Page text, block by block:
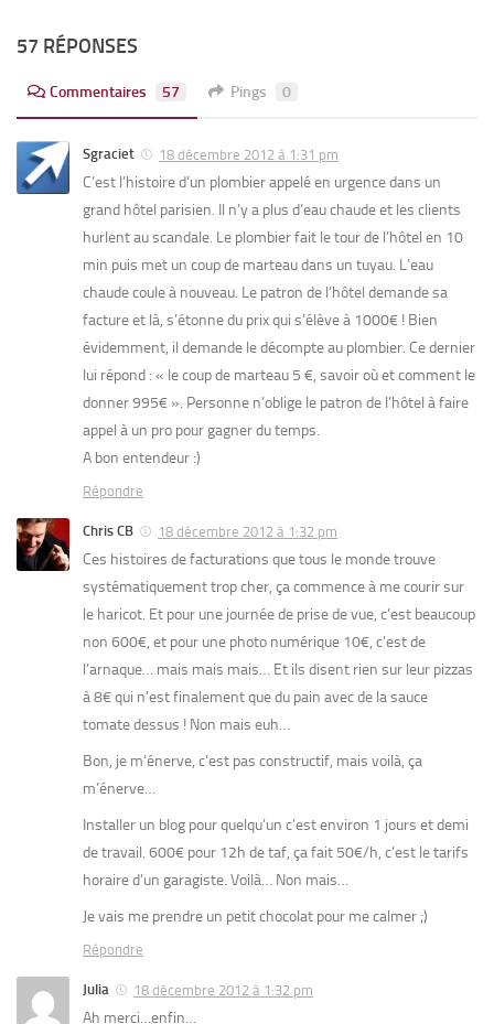
57 RÉPONSES
Commentaires 57 Pings 0
Sgraciet 18 décembre 2012 à 1:31 pm
C’est l’histoire d’un plombier appelé en urgence dans un
grand hôtel parisien. Il n’y a plus d’eau chaude et les clients
hurlent au scandale. Le plombier fait le tour de l’hôtel en 10
min puis met un coup de marteau dans un tuyau. L’eau
chaude coule à nouveau. Le patron de l’hôtel demande sa
facture et là, s’étonne du prix qui s’élève à 1000€ ! Bien
évidemment, il demande le décompte au plombier. Ce dernier
lui répond : « le coup de marteau 5 €, savoir où et comment le
donner 995€ ». Personne n’oblige le patron de l’hôtel à faire
appel à un pro pour gagner du temps.
A bon entendeur :)
Répondre
Chris CB 18 décembre 2012 à 1:32 pm
Ces histoires de facturations que tous le monde trouve
systématiquement trop cher, ça commence à me courir sur
le haricot. Et pour une journée de prise de vue, c’est beaucoup
non 600€, et pour une photo numérique 10€, c’est de
l’arnaque… mais mais mais… Et ils disent rien sur leur pizzas
à 8€ qui n’est finalement que du pain avec de la sauce
tomate dessus ! Non mais euh…
Bon, je m’énerve, c’est pas constructif, mais voilà, ça
m’énerve…
Installer un blog pour quelqu’un c’est environ 1 jours et demi
de travail. 600€ pour 12h de taf, ça fait 50€/h, c’est le tarifs
horaire d’un garagiste. Voilà… Non mais…
Je vais me prendre un petit chocolat pour me calmer ;)
Répondre
Julia 18 décembre 2012 à 1:32 pm
Ah merci…enfin…